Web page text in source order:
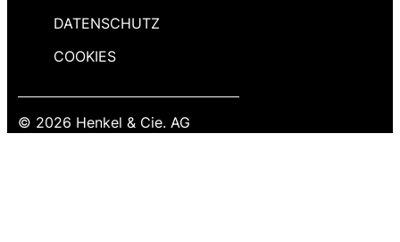
DATENSCHUTZ
COOKIES
© 2026 Henkel & Cie. AG